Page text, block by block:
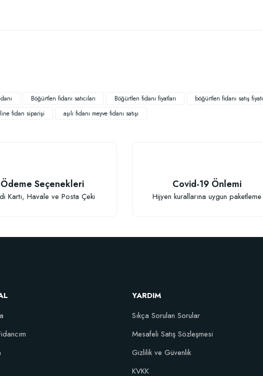
Karışım Fidan Tutma Yüzdesini Arttıran Organik Dikim Gübresi (10 fidan için)
Böğürtlen fidanı satıcıları Böğürtlen fidanı fiyatları böğürtlen fidanı satış fiyatı
fidan siparişi aşılı fidanı meyve fidanı satışı
Ödeme Seçenekleri
Kartı, Havale ve Posta Çeki
Covid-19 Önlemi
Hijyen kurallarına uygun paketleme
YARDIM
Sıkça Sorulan Sorular
Mesafeli Satış Sözleşmesi
Gizlilik ve Güvenlik
KVKK